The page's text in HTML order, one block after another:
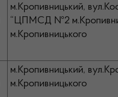
м.Кропивницький,
“ЦПМСД №2
м.Кропивницького
м.Кропивницький,
м.Кропивницького